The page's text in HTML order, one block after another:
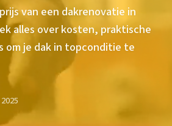
van een dakrenovatie in
alles over kosten, praktische
om je dak in topconditie te